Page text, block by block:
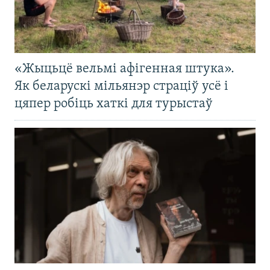
«Жыцьцё вельмі афігенная штука».
Як беларускі мільянэр страціў усё і
цяпер робіць хаткі для турыстаў